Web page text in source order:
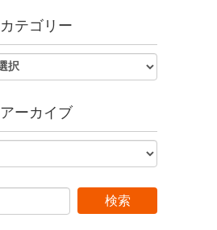
カテゴリー
アーカイブ